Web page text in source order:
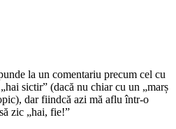
la un comentariu precum cel cu
sictir” (dacă nu chiar cu un „marș
dar fiindcă azi mă aflu într-o
zic „hai, fie!”